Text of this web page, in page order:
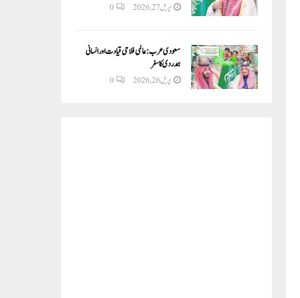
اپریل 27, 2026 0
سعودی عرب: عالمی فلاحی قیادت اور انسانی
ہمدردی کا سفر
اپریل 26, 2026 0